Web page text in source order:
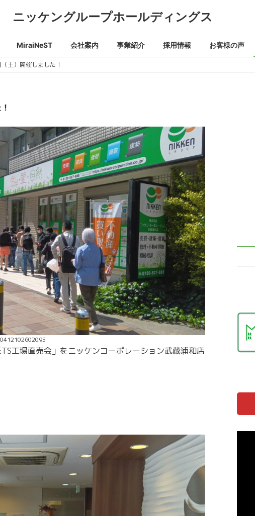
ニッケングループホールディングス
MiraiNeST 会社案内 事業紹介 採用情報 お客様の声
土）開催しました！
場直売会」をニッケンコーポレーション武蔵浦和店